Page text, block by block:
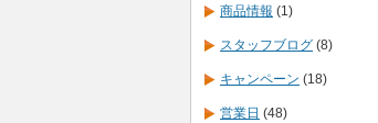
商品情報 (1)
スタッフブログ (8)
キャンペーン (18)
営業日 (48)